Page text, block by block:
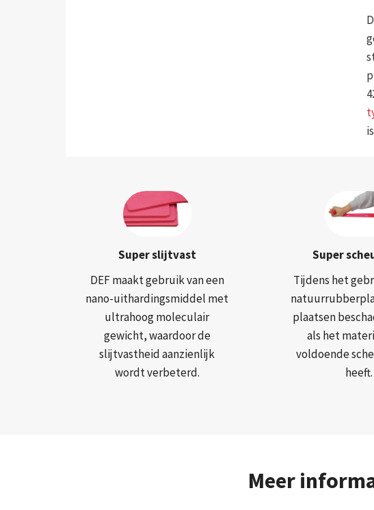
Super slijtvast
DEF maakt gebruik van een
nano-uithardingsmiddel met
ultrahoog moleculair
gewicht, waardoor de
slijtvastheid aanzienlijk
wordt verbeterd.
Super
Tijdens het
plaatsen
als het
voldoende
heeft.
Meer